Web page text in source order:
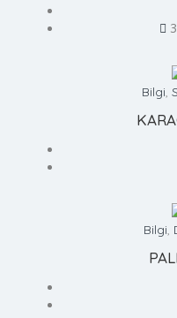
Bilgi,
Bilgi,